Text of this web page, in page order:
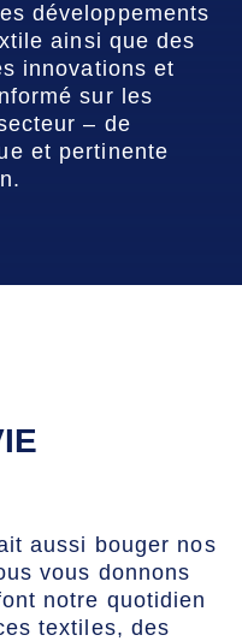
développements
ainsi que des
innovations et
sur les
– de
et pertinente
aussi bouger nos
vous donnons
notre quotidien
textiles, des